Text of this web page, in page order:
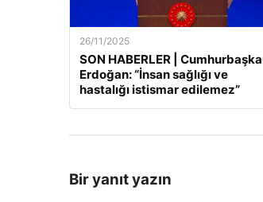
26/11/2025
SON HABERLER |
Erdoğan: “İnsan sağlığı ve
hastalığı istismar edilemez”
Bir yanıt yazın